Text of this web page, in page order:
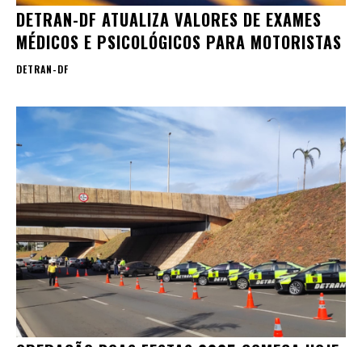
DETRAN-DF ATUALIZA VALORES DE EXAMES
MÉDICOS E PSICOLÓGICOS PARA MOTORISTAS
DETRAN-DF